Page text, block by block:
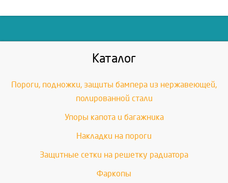
Каталог
Пороги, подножки, защиты бампера из нержавеющей,
полированной стали
Упоры капота и багажника
Накладки на пороги
Защитные сетки на решетку радиатора
Фаркопы